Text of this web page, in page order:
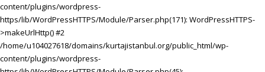
content/plugins/wordpress-
https/lib/WordPressHTTPS/Module/Parser.php(171): WordPressHTTPS-
>makeUrlHttp() #2
/home/u104027618/domains/kurtajistanbul.org/public_html/wp-
content/plugins/wordpress-